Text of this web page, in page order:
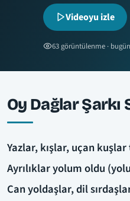
Videoyu izle
63 görüntülenme ·
Oy Dağlar Şarkı
Yazlar, kışlar, uçan kuşlar
Ayrılıklar yolum oldu
Can yoldaşlar, dil